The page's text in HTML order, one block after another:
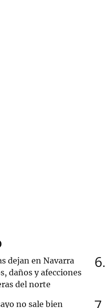
dejan en Navarra
daños y afecciones
del norte
no sale bien
6